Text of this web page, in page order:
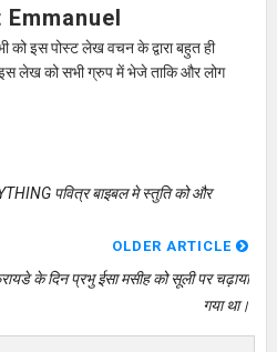
को इस पोस्ट लेख वचन के द्वारा बहुत ही
लेख को सभी ग्रुप में भेजे ताकि और लोग
पवित्र बाइबल मे स्तुति को और
OLDER ARTICLE
के दिन प्रभु ईसा मसीह को सूली पर चढ़ाया
गया था।